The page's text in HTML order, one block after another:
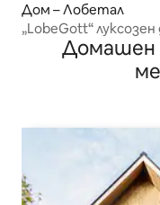
Дом – Лобетал
„LobeGott“
местоположение
Домашен